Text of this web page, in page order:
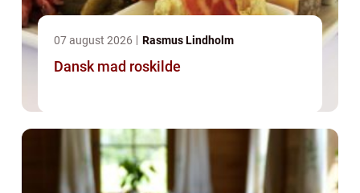
07 august 2026 Rasmus Lindholm
Dansk mad roskilde